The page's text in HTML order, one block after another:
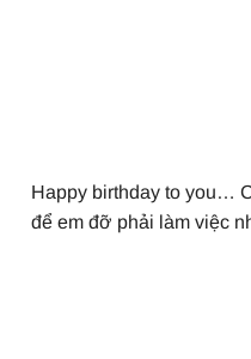
Happy birthday to you…
để em đỡ phải làm việc